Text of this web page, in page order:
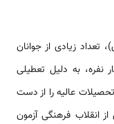
فرهنگی (1966 تا 1976 میلادی)، تعداد زیادی از جوانان
به دلیل تعطیلی
عالیه را از دست
بار پس از انقلاب فرهنگی آزمون